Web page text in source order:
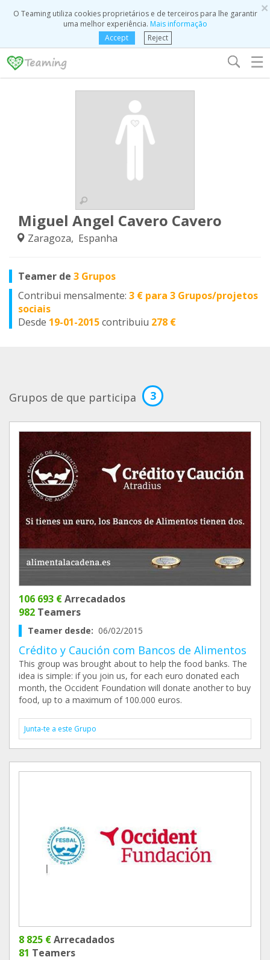
×
O Teaming utiliza cookies proprietários e de terceiros para lhe garantir
uma melhor experiência. Mais informação
Accept
Reject
☰
Miguel Angel Cavero Cavero
Zaragoza, Espanha
Teamer de 3 Grupos
Contribui mensalmente: 3 € para 3 Grupos/projetos
sociais
Desde 19-01-2015contribuiu 278 €
Grupos de que participa 3
106 693 €Arrecadados
982 Teamers
Teamer desde: 06/02/2015
Crédito y Caución com Bancos de Alimentos
This group was brought about to help the food banks. The
idea is simple: if you join us, for each euro donated each
month, the Occident Foundation will donate another to buy
food, up to a maximum of 100.000 euros.
Junta-te a este Grupo
8 825 €Arrecadados
81 Teamers